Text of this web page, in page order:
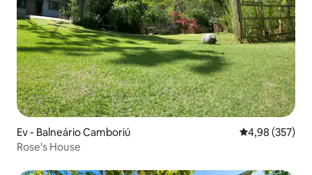
Ev - Balneário Camboriú 5 üzerinden
4,98 (357)
Rose's House